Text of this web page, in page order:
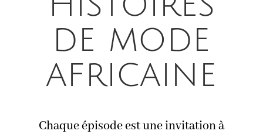
de mode
africaine
Chaque épisode est une invitation à